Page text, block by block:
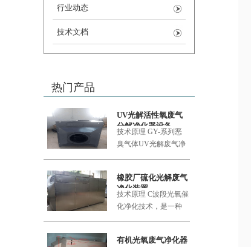
行业动态
技术文档
热门产品
UV光解活性氧废气
分解净化器设备
技术原理 GY-系列恶
臭气体UV光解废气净
橡胶厂硫化光解废气
净化装置
技术原理 C波段光氧催
化净化技术，是一种
有机光氧废气净化器